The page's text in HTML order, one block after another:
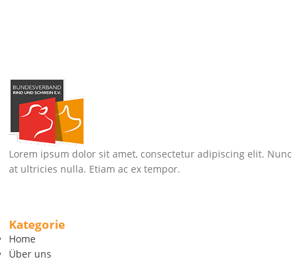
Lorem ipsum dolor sit amet, consectetur adipiscing elit. Nunc
at ultricies nulla. Etiam ac ex tempor.
Kategorie
Home
Über uns